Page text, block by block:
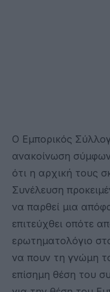
Ο Εμπορικός
ανακοίνωση
ότι η αρχική τους
Συνέλευση
να παρθεί μια
επιτεύχθει οπότε
ερωτηματολόγιο
να πουν τη γνώμη
επίσημη θέση του